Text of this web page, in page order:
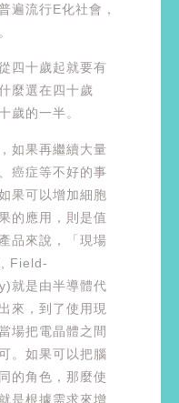
遍流行E化社會，
四十歲起就要有
麼選在四十歲
歲的一半。
如果再繼續大量
癌症等不好的事
果可以增加細胞
的應用，則是值
品來說，「現場
Field-
就是由半導體代
來，到了使用現
場把電晶體之間
。如果可以把腦
的角色，那麼使
是根據需求來增